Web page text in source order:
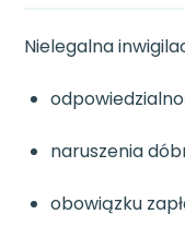
Nielegalna
naruszenia
obowiązku